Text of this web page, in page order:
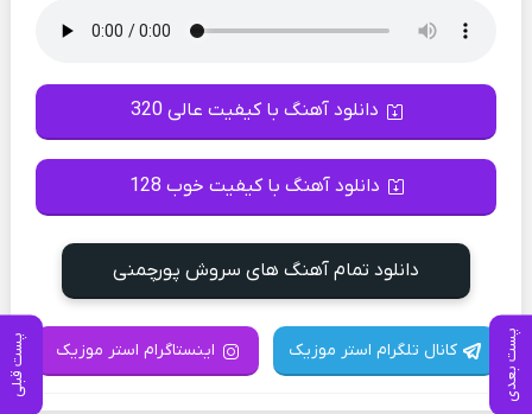
پست بعدی پست قبلی
دانلود آهنگ با کیفیت عالی 320
دانلود آهنگ با کیفیت خوب 128
دانلود تمام آهنگ های سروش پورچمنی
کانال تلگرام استر موزیک اینستاگرام استر موزیک